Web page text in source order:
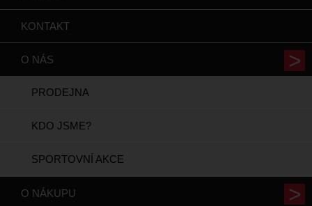
KONTAKT
O NÁS
PRODEJNA
KDO JSME?
SPORTOVNÍ AKCE
O NÁKUPU